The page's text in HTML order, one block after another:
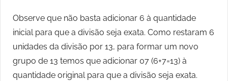
Observe que não basta adicionar 6 à quantidade
inicial para que a divisão seja exata. Como restaram 6
unidades da divisão por 13, para formar um novo
grupo de 13 temos que adicionar 07 (6+7=13) à
quantidade original para que a divisão seja exata.